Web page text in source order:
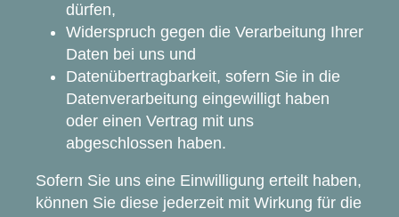
dürfen,
Widerspruch gegen die Verarbeitung Ihrer
Daten bei uns und
Datenübertragbarkeit, sofern Sie in die
Datenverarbeitung eingewilligt haben
oder einen Vertrag mit uns
abgeschlossen haben.
Sofern Sie uns eine Einwilligung erteilt haben,
können Sie diese jederzeit mit Wirkung für die